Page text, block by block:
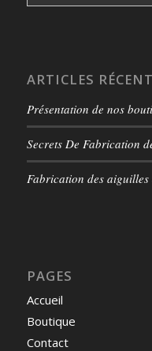
ARTICLES
Présentation de nos
Secrets De Fabrication
Fabrication des aiguilles
PAGES
Accueil
Boutique
Contact